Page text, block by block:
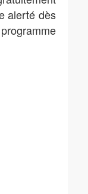
alerté dès